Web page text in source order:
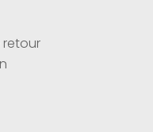
retour